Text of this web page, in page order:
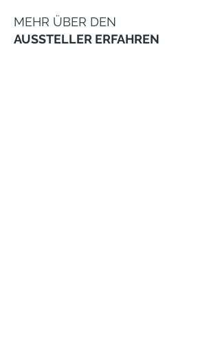
MEHR ÜBER DEN
AUSSTELLER ERFAHREN